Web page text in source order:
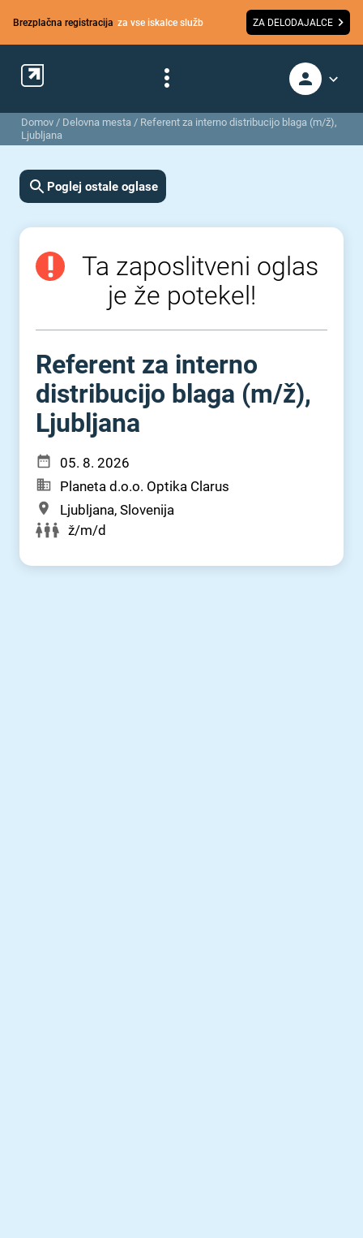
Brezplačna registracija za vse iskalce služb ZA DELODAJALCE
Domov / Delovna mesta / Referent za interno distribucijo blaga (m/ž),
Ljubljana
Poglej ostale oglase
Ta zaposlitveni oglas
je že potekel!
Referent za interno
distribucijo blaga (m⁠/⁠ž),
Ljubljana
05. 8. 2026
Planeta d.o.o. Optika Clarus
Ljubljana, Slovenija
ž/m/d